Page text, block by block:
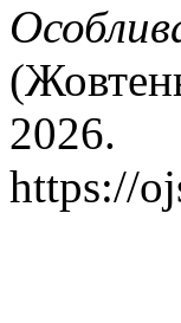
2026.
https://